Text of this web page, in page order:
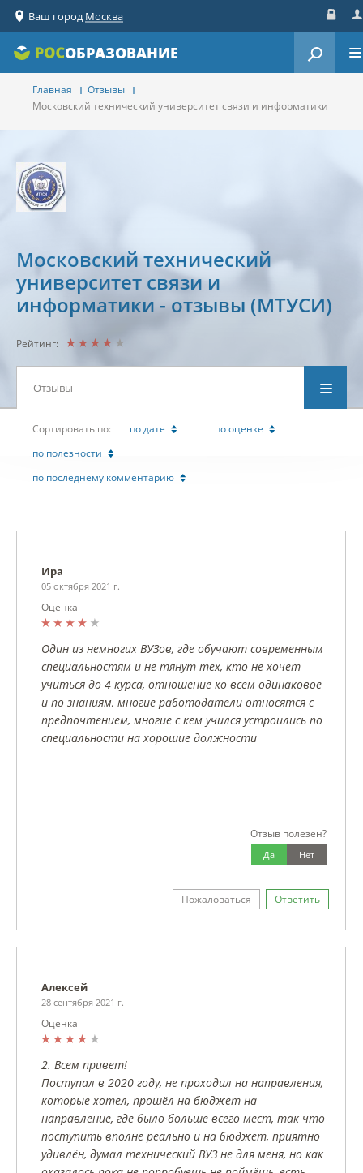
Ваш городМосква
ОБРАЗОВАНИЕ
Главная
Отзывы
Московский технический университет связи и информатики
Московский технический
университет связи и
информатики - отзывы (МТУСИ)
Рейтинг:
Отзывы
Cортировать по: по дате
по оценке
по полезности
по последнему комментарию
Ира
05 октября 2021 г.
Оценка
Один из немногих ВУЗов, где обучают современным
специальностям и не тянут тех, кто не хочет
учиться до 4 курса, отношение ко всем одинаковое
и по знаниям, многие работодатели относятся с
предпочтением, многие с кем учился устроились по
специальности на хорошие должности
Отзыв полезен?
Нет
Да
Пожаловаться Ответить
Алексей
28 сентября 2021 г.
Оценка
2. Всем привет!
Поступал в 2020 году, не проходил на направления,
которые хотел, прошёл на бюджет на
направление, где было больше всего мест, так что
поступить вполне реально и на бюджет, приятно
удивлён, думал технический ВУЗ не для меня, но как